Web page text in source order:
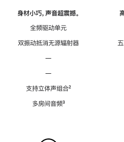
身材小巧，声音超震撼。
全频驱动单元
双振动抵消无源辐射器
—
—
支持立体声组合脚
²
多房间音频脚
³